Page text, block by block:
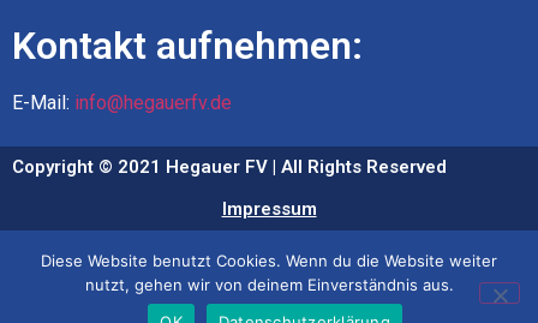
Kontakt aufnehmen:
E-Mail: info@hegauerfv.de
Copyright © 2021 Hegauer FV | All Rights Reserved
Impressum
Datenschutz
Diese Website benutzt Cookies. Wenn du die Website weiter
nutzt, gehen wir von deinem Einverständnis aus.